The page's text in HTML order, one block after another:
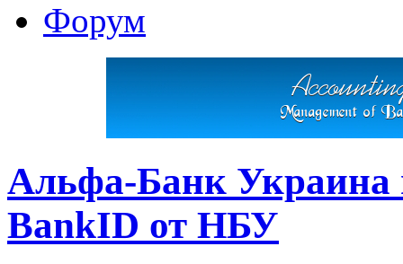
Форум
Альфа-Банк Украина
BankID от НБУ